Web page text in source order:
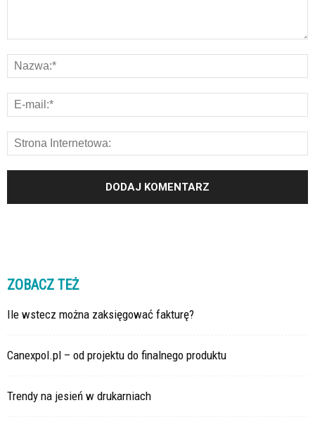
ZOBACZ TEŻ
Ile wstecz można zaksięgować fakturę?
Canexpol.pl – od projektu do finalnego produktu
Trendy na jesień w drukarniach